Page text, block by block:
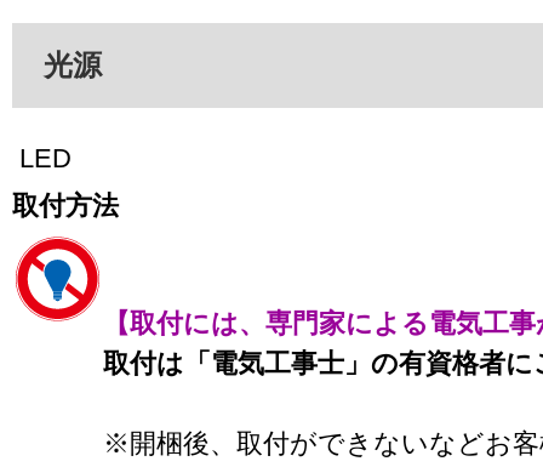
光源
LED
取付方法
【取付には、専門家による電気工
取付は「電気工事士」の有資格者
※開梱後、取付ができないなどお